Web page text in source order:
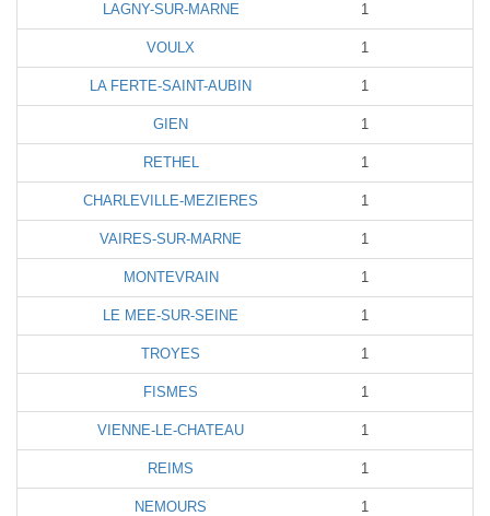
LAGNY-SUR-MARNE 1
VOULX 1
LA FERTE-SAINT-AUBIN 1
GIEN 1
RETHEL 1
CHARLEVILLE-MEZIERES 1
VAIRES-SUR-MARNE 1
MONTEVRAIN 1
LE MEE-SUR-SEINE 1
TROYES 1
FISMES 1
VIENNE-LE-CHATEAU 1
REIMS 1
NEMOURS 1